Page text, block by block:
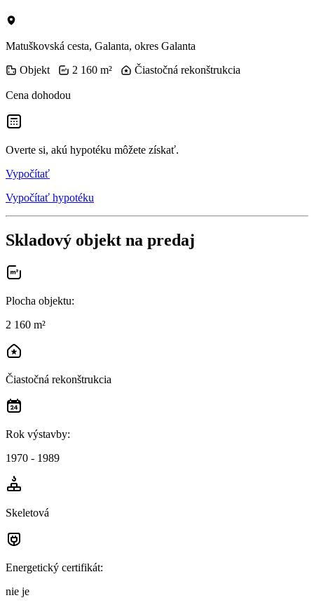
Matuškovská cesta, Galanta, okres Galanta
Objekt
2 160 m² Čiastočná rekonštrukcia
Cena dohodou
Overte si, akú hypotéku môžete získať.
Vypočítať
Vypočítať hypotéku
Skladový objekt na predaj
Plocha objektu:
2 160 m²
Čiastočná rekonštrukcia
Rok výstavby:
1970 - 1989
Skeletová
Energetický certifikát:
nie je